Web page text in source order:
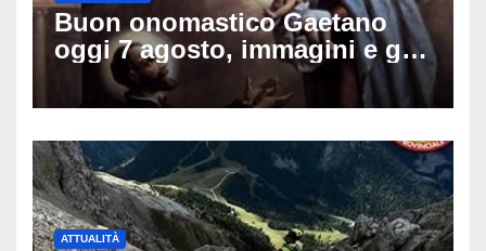
Buon onomastico Gaetano
oggi 7 agosto, immagini e gif
di auguri da condividere sui
social
ATTUALITÀ